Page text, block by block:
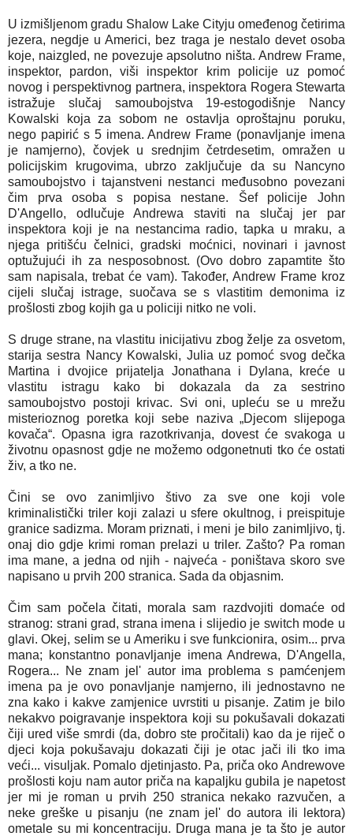
U izmišljenom gradu Shalow Lake Cityju omeđenog četirima
jezera, negdje u Americi, bez traga je nestalo devet osoba
koje, naizgled, ne povezuje apsolutno ništa. Andrew Frame,
inspektor, pardon, viši inspektor krim policije uz pomoć
novog i perspektivnog partnera, inspektora Rogera Stewarta
istražuje slučaj samoubojstva 19-estogodišnje Nancy
Kowalski koja za sobom ne ostavlja oproštajnu poruku,
nego papirić s 5 imena. Andrew Frame (ponavljanje imena
je namjerno), čovjek u srednjim četrdesetim, omražen u
policijskim krugovima, ubrzo zaključuje da su Nancyno
samoubojstvo i tajanstveni nestanci međusobno povezani
čim prva osoba s popisa nestane. Šef policije John
D'Angello, odlučuje Andrewa staviti na slučaj jer par
inspektora koji je na nestancima radio, tapka u mraku, a
njega pritišću čelnici, gradski moćnici, novinari i javnost
optužujući ih za nesposobnost. (Ovo dobro zapamtite što
sam napisala, trebat će vam). Također, Andrew Frame kroz
cijeli slučaj istrage, suočava se s vlastitim demonima iz
prošlosti zbog kojih ga u policiji nitko ne voli.
S druge strane, na vlastitu inicijativu zbog želje za osvetom,
starija sestra Nancy Kowalski, Julia uz pomoć svog dečka
Martina i dvojice prijatelja Jonathana i Dylana, kreće u
vlastitu istragu kako bi dokazala da za sestrino
samoubojstvo postoji krivac. Svi oni, upleću se u mrežu
misterioznog poretka koji sebe naziva „Djecom slijepoga
kovača“. Opasna igra razotkrivanja, dovest će svakoga u
životnu opasnost gdje ne možemo odgonetnuti tko će ostati
živ, a tko ne.
Čini se ovo zanimljivo štivo za sve one koji vole
kriminalistički triler koji zalazi u sfere okultnog, i preispituje
granice sadizma. Moram priznati, i meni je bilo zanimljivo, tj.
onaj dio gdje krimi roman prelazi u triler. Zašto? Pa roman
ima mane, a jedna od njih - najveća - poništava skoro sve
napisano u prvih 200 stranica. Sada da objasnim.
Čim sam počela čitati, morala sam razdvojiti domaće od
stranog: strani grad, strana imena i slijedio je switch mode u
glavi. Okej, selim se u Ameriku i sve funkcionira, osim... prva
mana; konstantno ponavljanje imena Andrewa, D'Angella,
Rogera... Ne znam jel' autor ima problema s pamćenjem
imena pa je ovo ponavljanje namjerno, ili jednostavno ne
zna kako i kakve zamjenice uvrstiti u pisanje. Zatim je bilo
nekakvo poigravanje inspektora koji su pokušavali dokazati
čiji ured više smrdi (da, dobro ste pročitali) kao da je riječ o
djeci koja pokušavaju dokazati čiji je otac jači ili tko ima
veći... visuljak. Pomalo djetinjasto. Pa, priča oko Andrewove
prošlosti koju nam autor priča na kapaljku gubila je napetost
jer mi je roman u prvih 250 stranica nekako razvučen, a
neke greške u pisanju (ne znam jel' do autora ili lektora)
ometale su mi koncentraciju. Druga mana je ta što je autor